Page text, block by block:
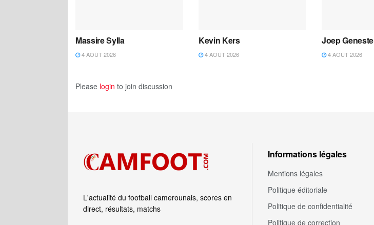
Massire Sylla
4 AOÛT 2026
Kevin Kers
4 AOÛT 2026
Joep Geneste
4 AOÛT 2026
Please login to join discussion
L'actualité du football camerounais, scores en
direct, résultats, matchs
Informations légales
Mentions légales
Politique éditoriale
Politique de confidentialité
Politique de correction